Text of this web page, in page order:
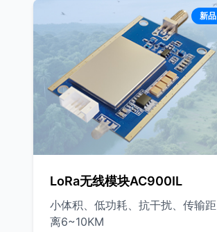
新品
LoRa无线模块AC900IL
小体积、低功耗、抗干扰、传输距
离6~10KM